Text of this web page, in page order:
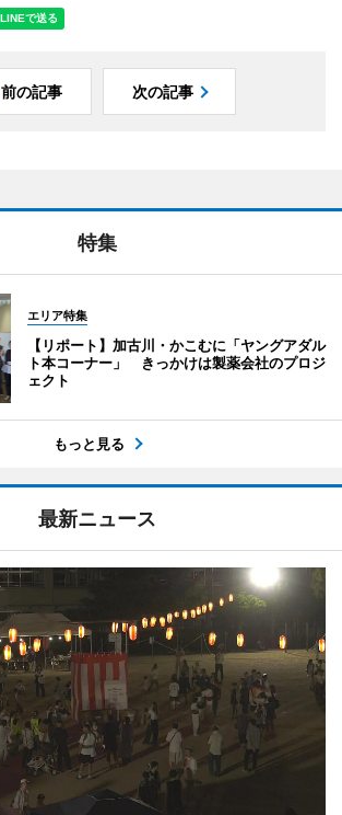
前の記事 次の記事
特集
エリア特集
【リポート】加古川・かこむに「ヤングアダル
ト本コーナー」 きっかけは製薬会社のプロジ
ェクト
もっと見る
最新ニュース